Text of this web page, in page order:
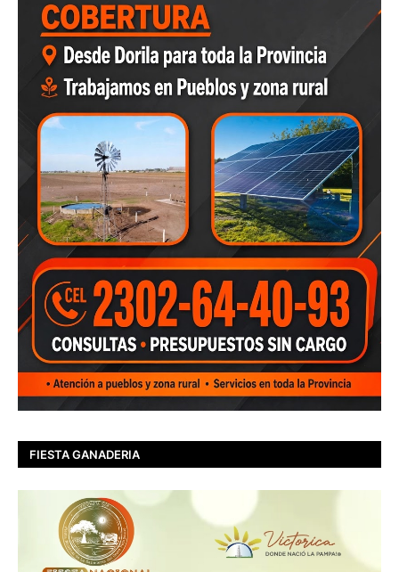
FIESTA GANADERIA